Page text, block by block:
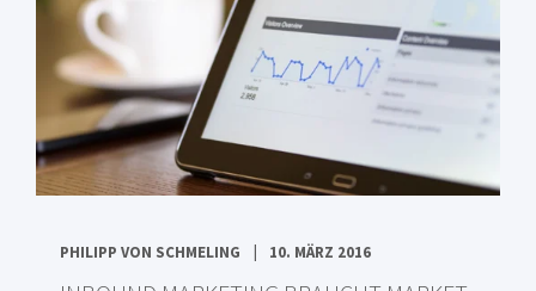
PHILIPP VON SCHMELING 10. MÄRZ 2016